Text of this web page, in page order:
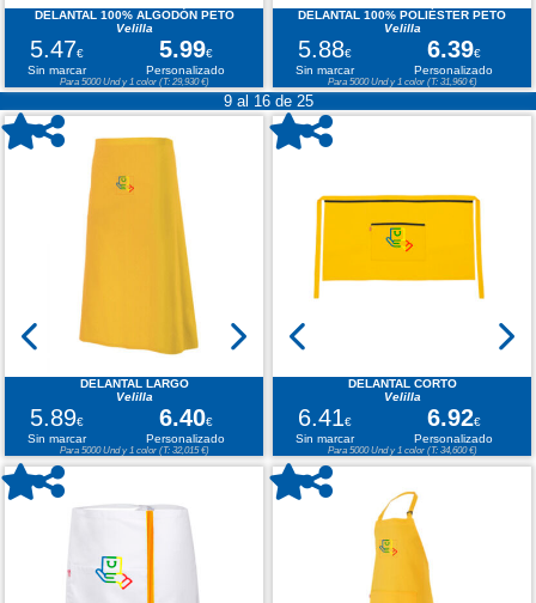
DELANTAL 100% ALGODÓN PETO
Velilla
5.47€ 5.99€
Sin marcar
Personalizado
Para 5000 Und y 1 color (T: 29,930 €)
DELANTAL 100% POLIÉSTER PETO
Velilla
5.88€ 6.39€
Sin marcar
Personalizado
Para 5000 Und y 1 color (T: 31,960 €)
9 al 16 de 25
DELANTAL LARGO
Velilla
5.89€ 6.40€
Sin marcar
Personalizado
Para 5000 Und y 1 color (T: 32,015 €)
DELANTAL CORTO
Velilla
6.41€ 6.92€
Sin marcar
Personalizado
Para 5000 Und y 1 color (T: 34,600 €)